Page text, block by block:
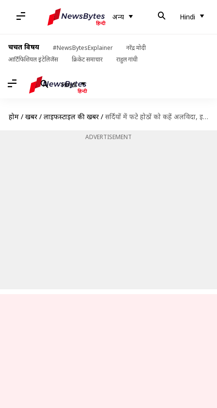
अन्य Hindi
चर्चित विषय #NewsBytesExplainer
नरेंद्र मोदी
आर्टिफिशियल इंटेलिजेंस
क्रिकेट समाचार राहुल गांधी
Hindi
होम / खबरें / लाइफस्टाइल की खबरें / सर्दियों में फटे होठों को कहें अलविदा, इस्तेमाल करें घर पर बना स्क्रब
ADVERTISEMENT